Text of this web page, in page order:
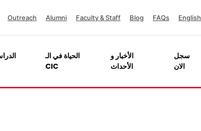
Outreach Alumni Faculty & Staff Blog FAQs English
الحياة في الـ
CIC
الأخبار و
الأحداث
سجل
الان